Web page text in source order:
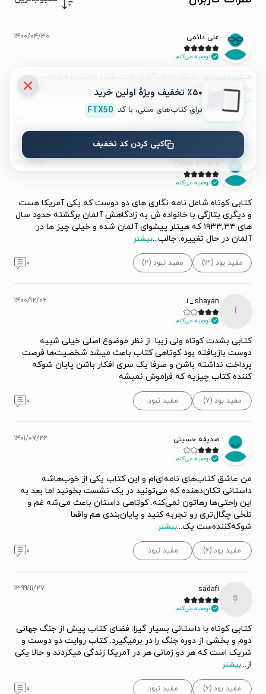
علی دائمی
توصیه می‌کنم.
۱۴۰۰/۰۴/۳۰
خیلی عالی بود. سبک نامه نگاری باعث شده داستان هم باورپذیر
باشه و هم غافلگیرکننده. لحظه‌ای که به پایان داستان رسیدم
خشکم زده بود! حتما تجربه‌ش کنید...
Zahra kazemi
توصیه می‌کنم.
۱۴۰۱/۱۲/۱۲
کتابی کوتاه شامل نامه نگاری های دو دوست که یکی آمریکا هست
و دیگری بتازگی با خانواده ش به زادگاهش آلمان برگشته حدود سال
های ۱۹۳۳,۳۴ که هیتلر پیشوای آلمان شده و خیلی چیز ها در
آلمان در حال تغییره. جالب...بیشتر
مفید بود (۱۳) مفید نبود (۲) ۰
i
i._.shayan
توصیه می‌کنم.
۱۴۰۰/۱۲/۰۲
کتابی بشدت کوتاه ولی زیبا. از نظر موضوع اصلی خیلی شبیه
دوست بازیافته بود کوتاهی کتاب باعث میشد شخصیت‌ها فرصت
پرداخت نداشته باشن و صرفا یک سری افکار باشن پایان شوکه
کننده کتاب چیزیه که فراموش نمیشه
مفید بود (۷) مفید نبود ۰
صدیقه حسینی
توصیه می‌کنم.
۱۴۰۱/۰۷/۲۲
من عاشق کتاب‌های نامه‌ای‌ام و این کتاب یکی از خوب‌هاشه
داستانی تکان‌دهنده که می‌تونید در یک نشست بخونید اما بعد به
این راحتی‌ها رهاتون نمی‌کنه. کوتاهی داستان باعث می‌شه غم و
تلخی چگال‌تری رو تجربه کنید و پایان‌بندی هم واقعا
شوکه‌کننده‌ست یک...بیشتر
مفید بود (۶) مفید نبود ۰
s
sadafi
توصیه می‌کنم.
۱۳۹۹/۱۱/۲۷
کتابی کوتاه با داستانی بسیار گیرا. فضای کتاب پیش از جنگ جهانی
دوم و بخشی از دوره جنگ را در برمیگیرد. کتاب روایت دو دوست و
شریک است که هر دو زمانی هر در آمریکا زندگی میکردند و حالا یکی
از...بیشتر
مفید بود (۶) مفید نبود ۰
٪۵۰ تخفیف ویژۀ اولین خرید
برای کتاب‌های متنی، با کد FTX50
کپی کردن کد تخفیف